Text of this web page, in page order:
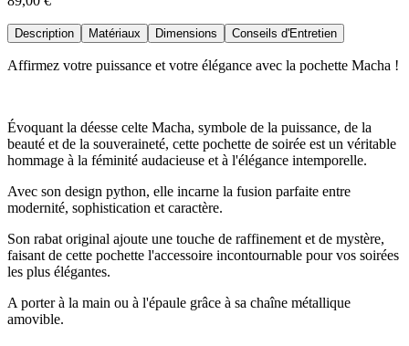
Description Matériaux Dimensions Conseils d'Entretien
Affirmez votre puissance et votre élégance avec la pochette Macha !
Évoquant la déesse celte Macha, symbole de la puissance, de la
beauté et de la souveraineté, cette pochette de soirée est un véritable
hommage à la féminité audacieuse et à l'élégance intemporelle.
Avec son design python, elle incarne la fusion parfaite entre
modernité, sophistication et caractère.
Son rabat original ajoute une touche de raffinement et de mystère,
faisant de cette pochette l'accessoire incontournable pour vos soirées
les plus élégantes.
A porter à la main ou à l'épaule grâce à sa chaîne métallique
amovible.